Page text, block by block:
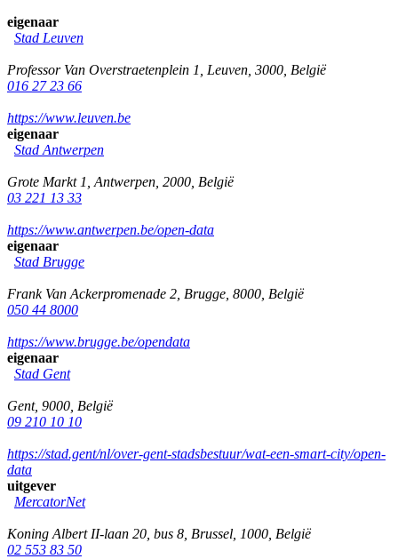
eigenaar
Stad Leuven
Professor Van Overstraetenplein 1 Leuven 3000 België
016 27 23 66
https://www.leuven.be
eigenaar
Stad Antwerpen
Grote Markt 1 Antwerpen 2000 België
03 221 13 33
https://www.antwerpen.be/open-data
eigenaar
Stad Brugge
Frank Van Ackerpromenade 2 Brugge 8000 België
050 44 8000
https://www.brugge.be/opendata
eigenaar
Stad Gent
Gent, 9000 België
09 210 10 10
https://stad.gent/nl/over-gent-stadsbestuur/wat-een-smart-city/open-
data
uitgever
MercatorNet
Koning Albert II-laan 20, bus 8 Brussel 1000 België
02 553 83 50